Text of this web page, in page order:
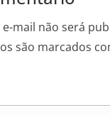
mail não será
são marcados